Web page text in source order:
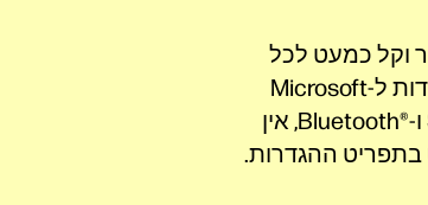
וקל כמעט לכל
מכשיר. הודות ל-Microsoft
Swift Pair ו-Bluetooth®‎, אין
בתפריט ההגדרות.